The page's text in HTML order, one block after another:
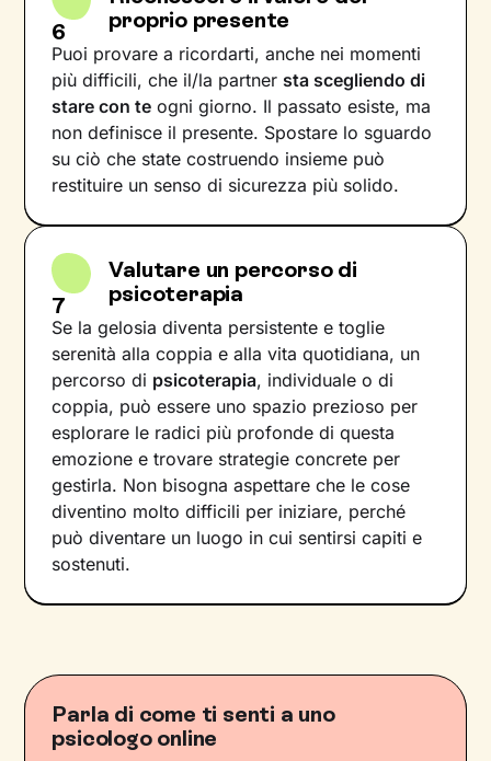
6
proprio presente
Puoi provare a ricordarti, anche nei momenti
più difficili, che il/la partner sta scegliendo di
stare con te ogni giorno. Il passato esiste, ma
non definisce il presente. Spostare lo sguardo
su ciò che state costruendo insieme può
restituire un senso di sicurezza più solido.
7
Valutare un percorso di
psicoterapia
Se la gelosia diventa persistente e toglie
serenità alla coppia e alla vita quotidiana, un
percorso di psicoterapia, individuale o di
coppia, può essere uno spazio prezioso per
esplorare le radici più profonde di questa
emozione e trovare strategie concrete per
gestirla. Non bisogna aspettare che le cose
diventino molto difficili per iniziare, perché
può diventare un luogo in cui sentirsi capiti e
sostenuti.
Parla di come ti senti a uno
psicologo online